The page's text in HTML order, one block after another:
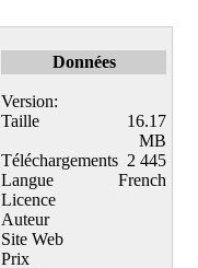
Données
Version:
Taille
16.17
MB
Téléchargements 2 445
Langue
French
Licence
Auteur
Site Web
Prix